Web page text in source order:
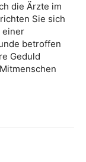
die Ärzte im
Sie sich
einer
betroffen
Geduld